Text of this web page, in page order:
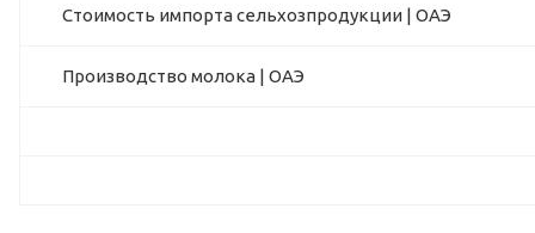
Стоимость импорта сельхозпродукции | ОАЭ
Производство молока | ОАЭ